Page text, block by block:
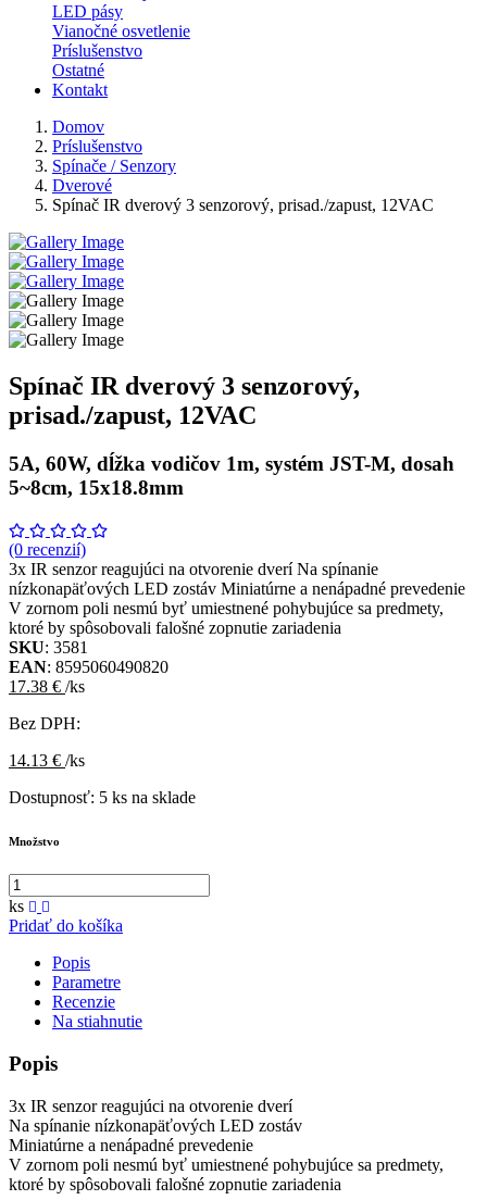
LED pásy
Vianočné osvetlenie
Príslušenstvo
Ostatné
Kontakt
Domov
Príslušenstvo
Spínače / Senzory
Dverové
Spínač IR dverový 3 senzorový, prisad./zapust, 12VAC
Spínač IR dverový 3 senzorový,
prisad./zapust, 12VAC
5A, 60W, dĺžka vodičov 1m, systém JST-M, dosah
5~8cm, 15x18.8mm
(0 recenzií)
3x IR senzor reagujúci na otvorenie dverí Na spínanie
nízkonapäťových LED zostáv Miniatúrne a nenápadné prevedenie
V zornom poli nesmú byť umiestnené pohybujúce sa predmety,
ktoré by spôsobovali falošné zopnutie zariadenia
SKU: 3581
EAN: 8595060490820
17.38 € /ks
Bez DPH:
14.13 € /ks
Dostupnosť: 5 ks na sklade
Množstvo
ks
Pridať do košíka
Popis
Parametre
Recenzie
Na stiahnutie
Popis
3x IR senzor reagujúci na otvorenie dverí
Na spínanie nízkonapäťových LED zostáv
Miniatúrne a nenápadné prevedenie
V zornom poli nesmú byť umiestnené pohybujúce sa predmety,
ktoré by spôsobovali falošné zopnutie zariadenia